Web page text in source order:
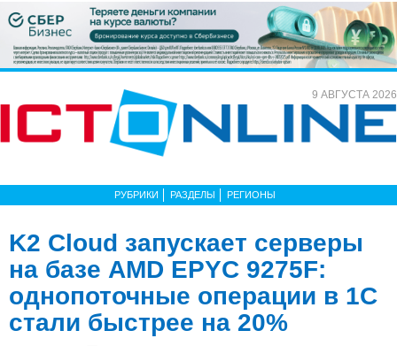
9 АВГУСТА 2026
РУБРИКИ РАЗДЕЛЫ РЕГИОНЫ
K2 Cloud запускает серверы
на базе AMD EPYC 9275F:
однопоточные операции в 1С
стали быстрее на 20%